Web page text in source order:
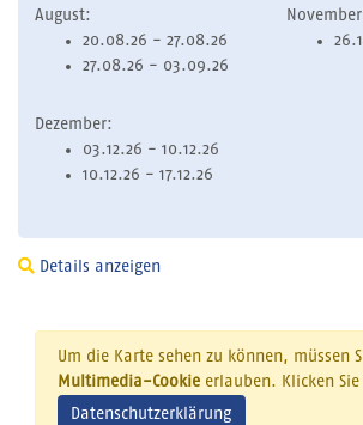
August:
20.08.26 - 27.08.26
27.08.26 - 03.09.26
Dezember:
03.12.26 - 10.12.26
10.12.26 - 17.12.26
Details anzeigen
Um die Karte sehen zu können, müssen
Multimedia-Cookieerlauben. Klicken
Datenschutzerklärung